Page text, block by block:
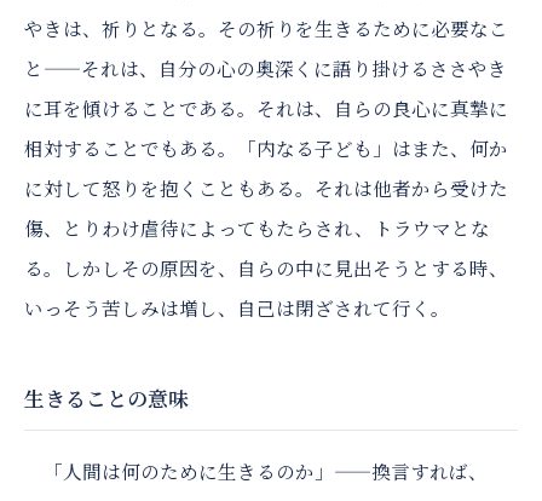
やきは、祈りとなる。その祈りを生きるために必要なこ
と——それは、自分の心の奥深くに語り掛けるささやき
に耳を傾けることである。それは、自らの良心に真摯に
相対することでもある。「内なる子ども」はまた、何か
に対して怒りを抱くこともある。それは他者から受けた
傷、とりわけ虐待によってもたらされ、トラウマとな
る。しかしその原因を、自らの中に見出そうとする時、
いっそう苦しみは増し、自己は閉ざされて行く。
生きることの意味
「人間は何のために生きるのか」——換言すれば、